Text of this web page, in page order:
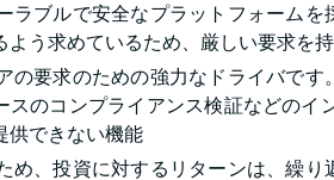
ラブルで安全なプラットフォーム
う求めているため、厳しい要求を持
の要求のための強力なドライバで
スのコンプライアンス検証などの
供できない機能
め、投資に対するリターンは、繰